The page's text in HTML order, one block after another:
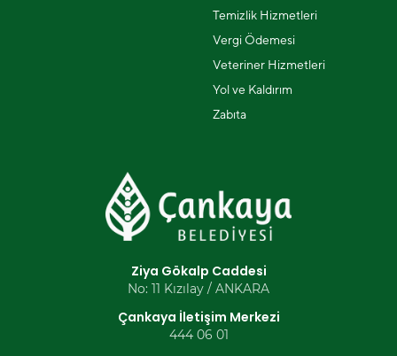
Temizlik Hizmetleri
Vergi Ödemesi
Veteriner Hizmetleri
Yol ve Kaldırım
Zabıta
Ziya Gökalp Caddesi
No: 11 Kızılay / ANKARA
Çankaya İletişim Merkezi
444 06 01